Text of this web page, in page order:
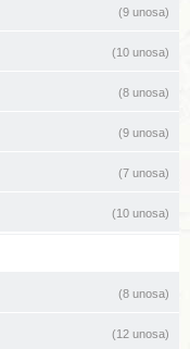
(9 unosa)
(10 unosa)
(8 unosa)
(9 unosa)
(7 unosa)
(10 unosa)
(8 unosa)
(12 unosa)